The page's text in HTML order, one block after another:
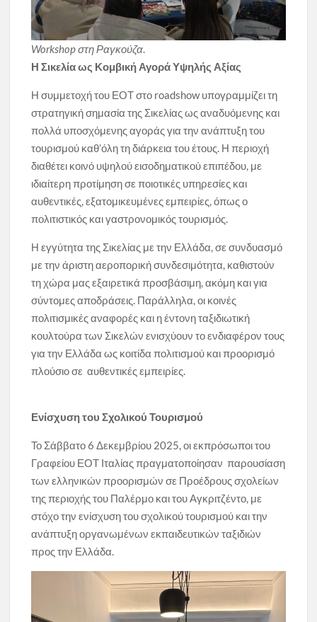
Workshop στη Ραγκούζα.
Η Σικελία ως Κομβική Αγορά Υψηλής Αξίας
Η συμμετοχή του ΕΟΤ στο roadshow υπογραμμίζει τη
στρατηγική σημασία της Σικελίας ως αναδυόμενης και
πολλά υποσχόμενης αγοράς για την ανάπτυξη του
τουρισμού καθ’όλη τη διάρκεια του έτους. Η περιοχή
διαθέτει κοινό υψηλού εισοδηματικού επιπέδου, με
ιδιαίτερη προτίμηση σε ποιοτικές υπηρεσίες και
αυθεντικές, εξατομικευμένες εμπειρίες, όπως ο
πολιτιστικός και γαστρονομικός τουρισμός.
Η εγγύτητα της Σικελίας με την Ελλάδα, σε συνδυασμό
με την άριστη αεροπορική συνδεσιμότητα, καθιστούν
τη χώρα μας εξαιρετικά προσβάσιμη, ακόμη και για
σύντομες αποδράσεις. Παράλληλα, οι κοινές
πολιτισμικές αναφορές και η έντονη ταξιδιωτική
κουλτούρα των Σικελών ενισχύουν το ενδιαφέρον τους
για την Ελλάδα ως κοιτίδα πολιτισμού και προορισμό
πλούσιο σε αυθεντικές εμπειρίες.
Ενίσχυση του Σχολικού Τουρισμού
Το Σάββατο 6 Δεκεμβρίου 2025, οι εκπρόσωποι του
Γραφείου ΕΟΤ Ιταλίας πραγματοποίησαν παρουσίαση
των ελληνικών προορισμών σε Προέδρους σχολείων
της περιοχής του Παλέρμο και του Αγκριτζέντο, με
στόχο την ενίσχυση του σχολικού τουρισμού και την
ανάπτυξη οργανωμένων εκπαιδευτικών ταξιδιών
προς την Ελλάδα.